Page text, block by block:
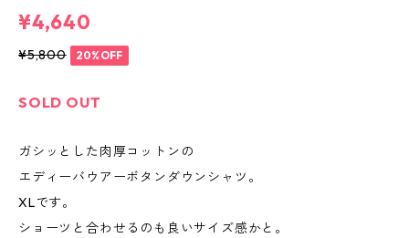
¥4,640
¥5,800 20%OFF
SOLD OUT
ガシッとした肉厚コットンの
エディーバウアーボタンダウンシャツ。
XLです。
ショーツと合わせるのも良いサイズ感かと。